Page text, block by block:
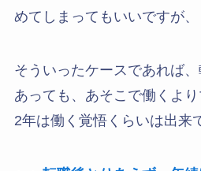
めてしまってもいいですが、
そういったケースであれば
あっても、あそこで働くよ
2年は働く覚悟くらいは出来